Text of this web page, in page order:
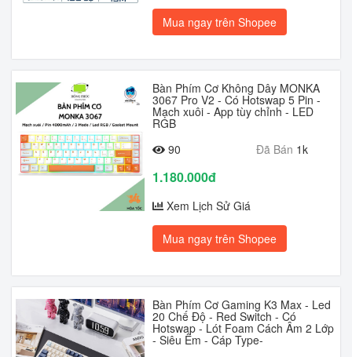
Mua ngay trên Shopee
Bàn Phím Cơ Không Dây MONKA
3067 Pro V2 - Có Hotswap 5 Pin -
Mạch xuôi - App tùy chỉnh - LED
RGB
90
Đã Bán 1k
1.180.000đ
Xem Lịch Sử Giá
Mua ngay trên Shopee
Bàn Phím Cơ Gaming K3 Max - Led
20 Chế Độ - Red Switch - Có
Hotswap - Lót Foam Cách Âm 2 Lớp
- Siêu Êm - Cáp Type-